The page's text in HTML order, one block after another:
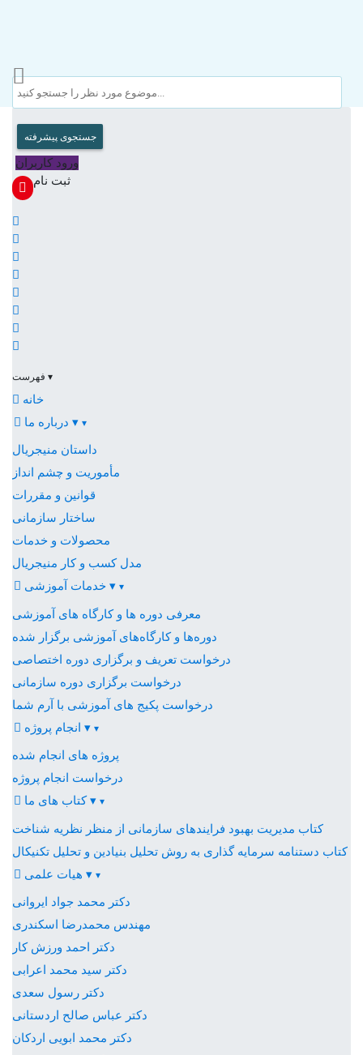
جستجوی پیشرفته
ورود کاربران
ثبت نام
▾
خانه
▾ ▾
داستان منیجریال
مأموریت و چشم انداز
قوانین و مقررات
ساختار سازمانی
محصولات و خدمات
مدل کسب و کار منیجریال
▾ ▾
معرفی دوره ها و کارگاه های آموزشی
دوره‌ها و کارگاه‌های آموزشی برگزار شده
درخواست تعریف و برگزاری دوره اختصاصی
درخواست برگزاری دوره سازمانی
درخواست پکیج های آموزشی با آرم شما
▾ ▾
پروژه های انجام شده
درخواست انجام پروژه
کتاب های ما▾ ▾
کتاب مدیریت بهبود فرایندهای سازمانی از منظر نظریه شناخت
کتاب دستنامه سرمایه گذاری به روش تحلیل بنیادین و تحلیل تکنیکال
▾ ▾
دکتر محمد جواد ایروانی
مهندس محمدرضا اسکندری
دکتر احمد ورزش کار
دکتر سید محمد اعرابی
دکتر رسول سعدی
دکتر عباس صالح اردستانی
دکتر محمد ابویی اردکان